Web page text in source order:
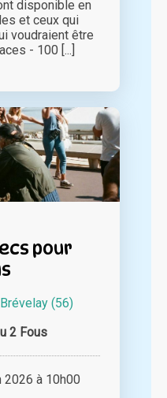
disponible en
et ceux qui
voudraient être
- 100 [...]
pour
(56)
2 Fous
à 10h00